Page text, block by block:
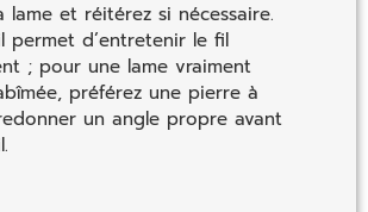
lame et réitérez si nécessaire.
permet d’entretenir le fil
; pour une lame vraiment
préférez une pierre à
un angle propre avant